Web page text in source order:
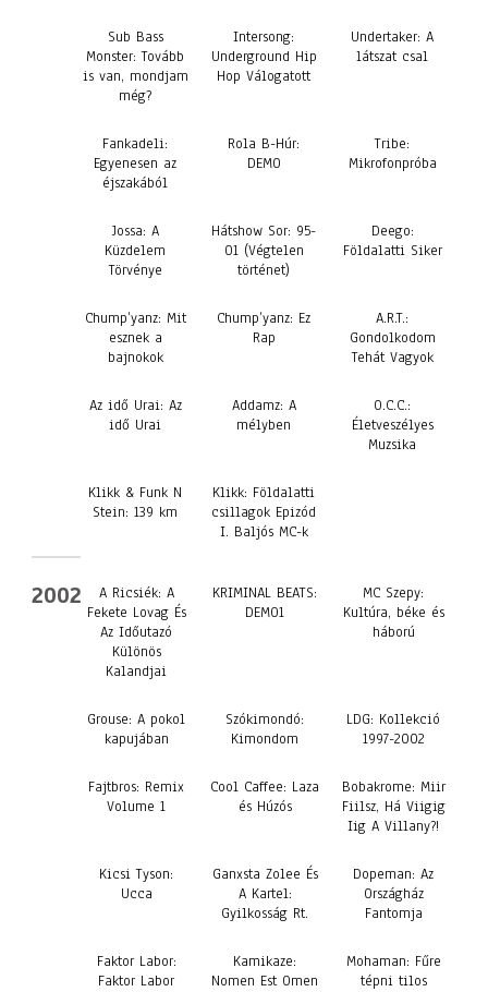
Sub Bass
Monster: Tovább
is van, mondjam
még?
Intersong:
Underground Hip
Hop Válogatott
Undertaker: A
látszat csal
Fankadeli:
Egyenesen az
éjszakából
Rola B-Húr:
DEMO
Tribe:
Mikrofonpróba
Jossa: A
Küzdelem
Törvénye
Hátshow Sor: 95-
01 (Végtelen
történet)
Deego:
Földalatti Siker
Chump’yanz: Mit
esznek a
bajnokok
Chump’yanz: Ez
Rap
A.R.T.:
Gondolkodom
Tehát Vagyok
Az idő Urai: Az
idő Urai
Addamz: A
mélyben
O.C.C.:
Életveszélyes
Muzsika
Klikk & Funk N
Stein: 139 km
Klikk: Földalatti
csillagok Epizód
I. Baljós MC-k
2002
A Ricsiék: A
Fekete Lovag És
Az Időutazó
Különös
Kalandjai
KRIMINAL BEATS:
DEMO1
MC Szepy:
Kultúra, béke és
háború
Grouse: A pokol
kapujában
Szókimondó:
Kimondom
LDG: Kollekció
1997-2002
Fajtbros: Remix
Volume 1
Cool Caffee: Laza
és Húzós
Bobakrome: Miir
Fiilsz, Há Viigig
Iig A Villany?!
Kicsi Tyson:
Ucca
Ganxsta Zolee És
A Kartel:
Gyilkosság Rt.
Dopeman: Az
Országház
Fantomja
Faktor Labor:
Faktor Labor
Kamikaze:
Nomen Est Omen
Mohaman: Fűre
tépni tilos